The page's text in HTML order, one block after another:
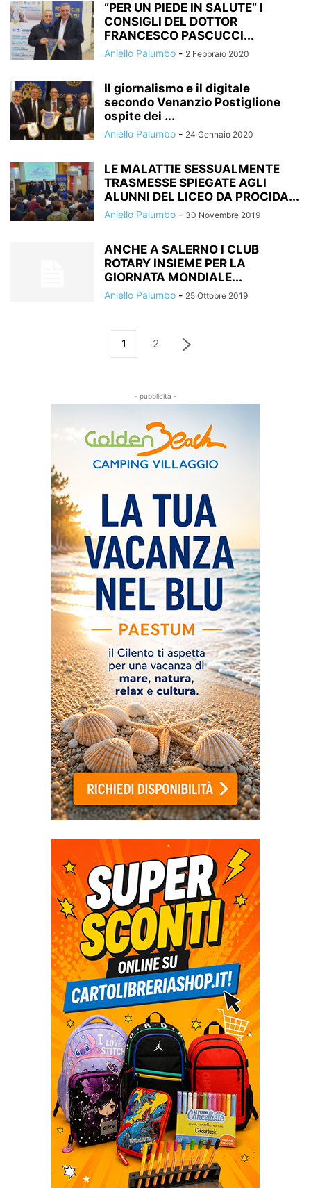
“PER UN PIEDE IN SALUTE” I
CONSIGLI DEL DOTTOR
FRANCESCO PASCUCCI...
Aniello Palumbo - 2 Febbraio 2020
Il giornalismo e il digitale
secondo Venanzio Postiglione
ospite dei ...
Aniello Palumbo - 24 Gennaio 2020
LE MALATTIE SESSUALMENTE
TRASMESSE SPIEGATE AGLI
ALUNNI DEL LICEO DA PROCIDA...
Aniello Palumbo - 30 Novembre 2019
ANCHE A SALERNO I CLUB
ROTARY INSIEME PER LA
GIORNATA MONDIALE...
Aniello Palumbo - 25 Ottobre 2019
1 2
- pubblicità -